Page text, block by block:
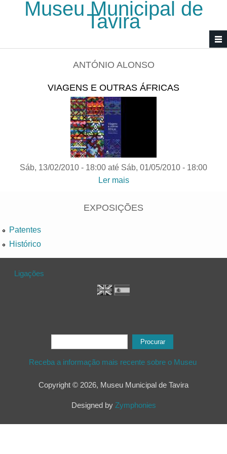
Passar para o conteúdo principal
Museu Municipal de
Tavira
ANTÓNIO ALONSO
VIAGENS E OUTRAS ÁFRICAS
Sáb, 13/02/2010 - 18:00 até Sáb, 01/05/2010 - 18:00
Ler mais
EXPOSIÇÕES
Patentes
Histórico
Ligações
Formulário de procura
Receba a informação mais recente sobre o Museu
Copyright © 2026, Museu Municipal de Tavira
Designed by Zymphonies